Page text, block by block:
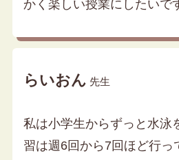
かく楽しい授業にしたいで
らいおん 先生
私は小学生からずっと水泳
習は週6回から7回ほど行っ